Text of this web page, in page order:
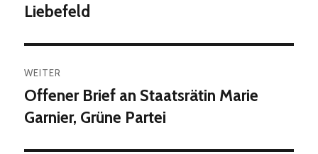
Beitrag:
Liebefeld
WEITER
Nächster
Beitrag:
Offener Brief an Staatsrätin Marie
Garnier, Grüne Partei